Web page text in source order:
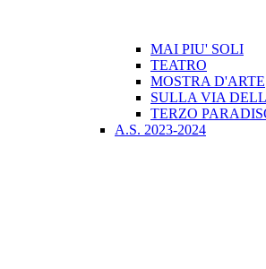
MAI PIU' SOLI
TEATRO
MOSTRA D'ARTE
SULLA VIA
TERZO
A.S. 2023-2024